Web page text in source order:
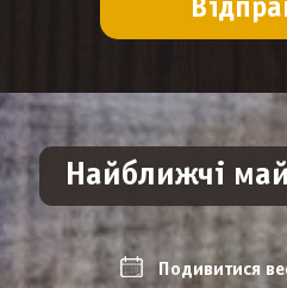
Найближчі
Подивитися